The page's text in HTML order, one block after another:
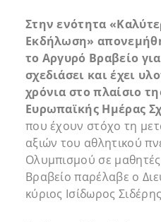
Στην ενότητα
Εκδήλωση»
το Αργυρό Βραβείο
σχεδιάσει και έχει
χρόνια στο πλαίσιο
Ευρωπαϊκής Ημέρας
που έχουν στόχο τη
αξιών του αθλητικού
Ολυμπισμού σε
Βραβείο παρέλαβε ο
κύριος Ισίδωρος